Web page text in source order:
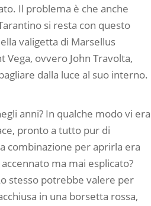
Il problema è che anche
si resta con questo
valigetta di Marsellus
Vega, ovvero John Travolta,
dalla luce al suo interno.
anni? In qualche modo vi era
pronto a tutto pur di
combinazione per aprirla era
ma mai esplicato?
stesso potrebbe valere per
in una borsetta rossa,